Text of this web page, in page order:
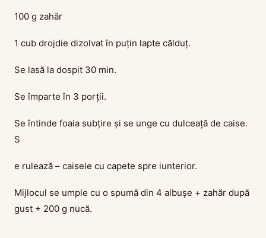
100 g zahăr
1 cub drojdie dizolvat în puțin lapte călduț.
Se lasă la dospit 30 min.
Se împarte în 3 porții.
Se întinde foaia subțire și se unge cu dulceață de caise.
S
e rulează – caisele cu capete spre iunterior.
Mijlocul se umple cu o spumă din 4 albușe + zahăr după
gust + 200 g nucă.